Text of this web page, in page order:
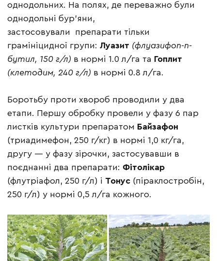
однодольних. На полях, де переважно були
однодольні бур’яни,
застосовували препарати тільки
грамініцидної групи: Луазит (флуазифоп-п-
бутил, 150 г/л) в нормі 1.0 л/га та Гоплит
(клетодим, 240 г/л) в нормі 0.8 л/га.
Боротьбу проти хвороб проводили у два
етапи. Першу обробку провели у фазу 6 пар
листків культури препаратом Байзафон
(триадимефон, 250 г/кг) в нормі 1,0 кг/га,
другу — у фазу зірочки, застосувавши в
поєднанні два препарати: Фітолікар
(флутріафол, 250 г/л) і Тонус (піраклостробін,
250 г/л) у нормі 0,5 л/га кожного.